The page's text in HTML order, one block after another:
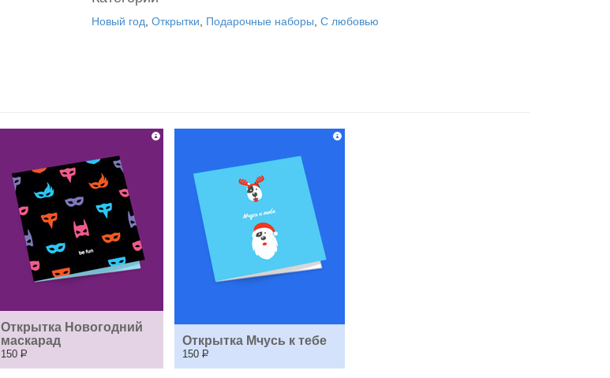
Новый год Открытки Подарочные наборы С любовью
Открытка Новогодний
маскарад
150 Р
Открытка Мчусь к тебе
150 Р